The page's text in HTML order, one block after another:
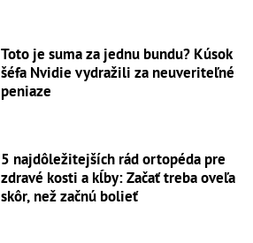
Toto je suma za jednu bundu? Kúsok
šéfa Nvidie vydražili za neuveriteľné
peniaze
5 najdôležitejších rád ortopéda pre
zdravé kosti a kĺby: Začať treba oveľa
skôr, než začnú bolieť